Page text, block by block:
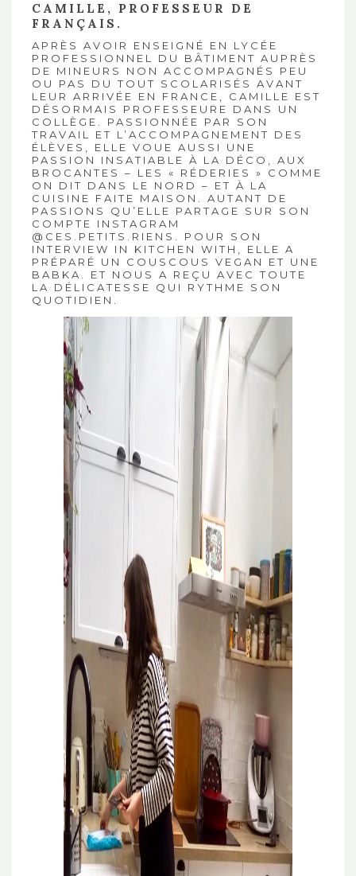
CAMILLE, PROFESSEUR DE
FRANÇAIS.
APRÈS AVOIR ENSEIGNÉ EN LYCÉE
PROFESSIONNEL DU BÂTIMENT AUPRÈS
DE MINEURS NON ACCOMPAGNÉS PEU
OU PAS DU TOUT SCOLARISÉS AVANT
LEUR ARRIVÉE EN FRANCE, CAMILLE EST
DÉSORMAIS PROFESSEURE DANS UN
COLLÈGE. PASSIONNÉE PAR SON
TRAVAIL ET L’ACCOMPAGNEMENT DES
ÉLÈVES, ELLE VOUE AUSSI UNE
PASSION INSATIABLE À LA DÉCO, AUX
BROCANTES – LES « RÉDERIES » COMME
ON DIT DANS LE NORD – ET À LA
CUISINE FAITE MAISON. AUTANT DE
PASSIONS QU’ELLE PARTAGE SUR SON
COMPTE INSTAGRAM
@CES.PETITS.RIENS . POUR SON
INTERVIEW IN KITCHEN WITH, ELLE A
PRÉPARÉ UN COUSCOUS VEGAN ET UNE
BABKA. ET NOUS A REÇU AVEC TOUTE
LA DÉLICATESSE QUI RYTHME SON
QUOTIDIEN.